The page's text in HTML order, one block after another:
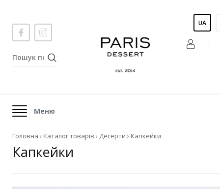
UA
Меню
Головна › Каталог товарів › Десерти › Капкейки
Капкейки